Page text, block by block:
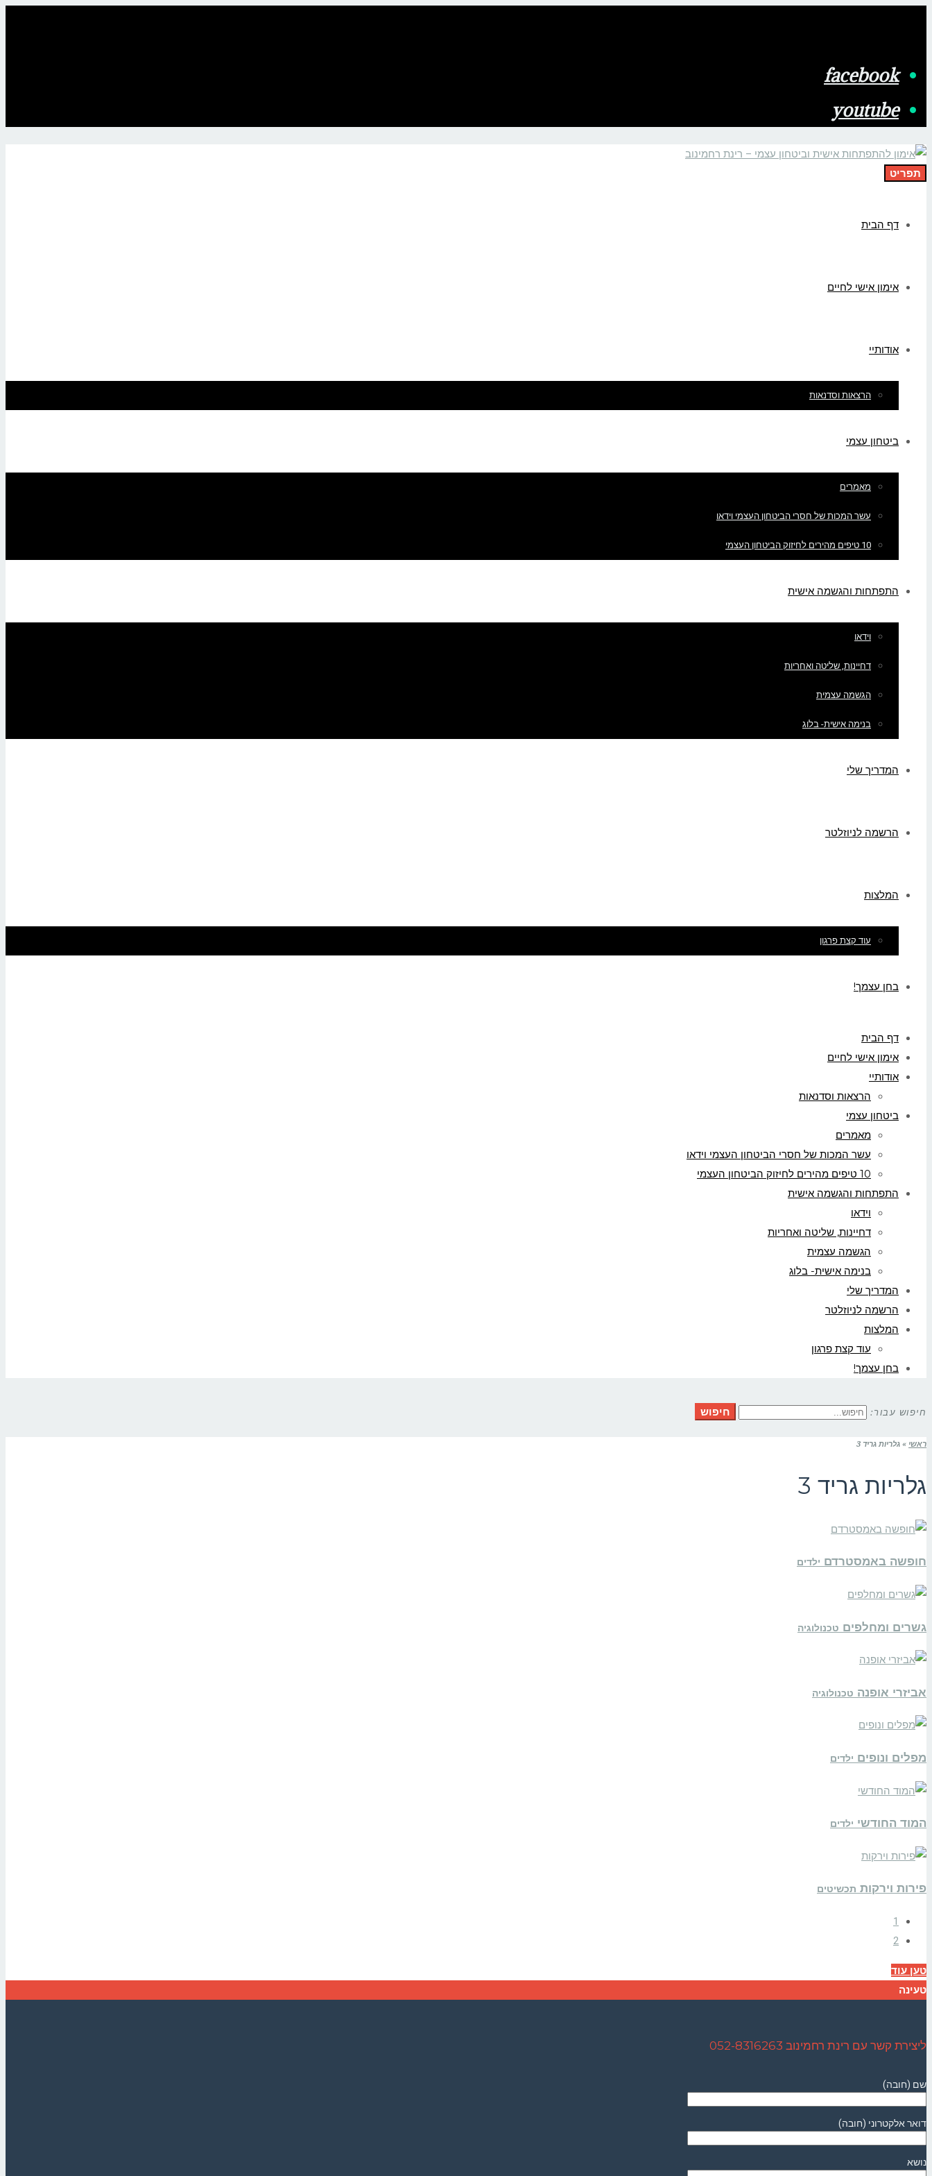
facebook
youtube
תפריט
דף הבית
אימון אישי לחיים
אודותיי
הרצאות וסדנאות
ביטחון עצמי
מאמרים
עשר המכות של חסרי הביטחון העצמי וידאו
10 טיפים מהירים לחיזוק הביטחון העצמי
התפתחות והגשמה אישית
וידאו
דחיינות, שליטה ואחריות
הגשמה עצמית
בנימה אישית- בלוג
המדריך שלי
הרשמה לניוזלטר
המלצות
עוד קצת פרגון
בחן עצמך!
דף הבית
אימון אישי לחיים
אודותיי
הרצאות וסדנאות
ביטחון עצמי
מאמרים
עשר המכות של חסרי הביטחון העצמי וידאו
10 טיפים מהירים לחיזוק הביטחון העצמי
התפתחות והגשמה אישית
וידאו
דחיינות, שליטה ואחריות
הגשמה עצמית
בנימה אישית- בלוג
המדריך שלי
הרשמה לניוזלטר
המלצות
עוד קצת פרגון
בחן עצמך!
חיפוש עבור: חיפוש
ראשי » גלריות גריד 3
גלריות גריד 3
חופשה באמסטרדם ילדים
גשרים ומחלפים טכנולוגיה
אביזרי אופנה טכנולוגיה
מפלים ונופים ילדים
המוד החודשי ילדים
פירות וירקות תכשיטים
1
2
טען עוד
טעינה
ליצירת קשר עם רינת רחמינוב 052-8316263
שם (חובה)
דואר אלקטרוני (חובה)
נושא